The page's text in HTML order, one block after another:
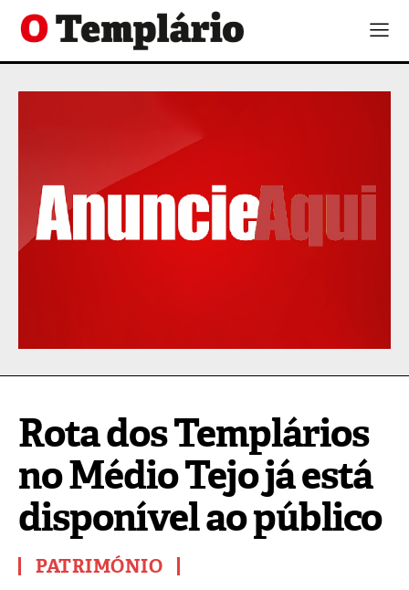
Rota dos Templários
no Médio Tejo já está
disponível ao público
PATRIMÓNIO